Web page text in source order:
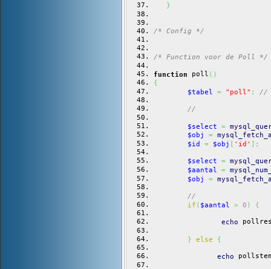
}
/* Config */
/* Function voor de Poll */
function poll ( )
{
$tabel
= "poll" ; //
//
$select =
$obj
=
$id
= $obj [ 'id' ] ;
$select =
$aantal
=
$obj
=
//
if ( $aantal > 0 ) {
echo
} else {
echo